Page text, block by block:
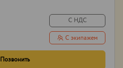
С НДС
С экипажем
Позвонить